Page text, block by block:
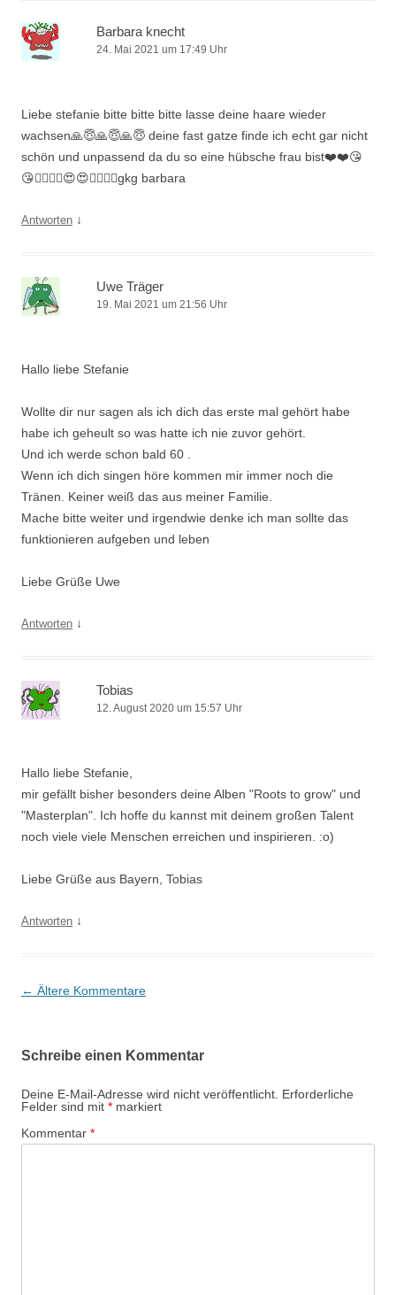
Barbara knecht
24. Mai 2021 um 17:49 Uhr
Liebe stefanie bitte bitte bitte lasse deine haare wieder
wachsen🙏😇🙏😇🙏😇 deine fast gatze finde ich echt gar nicht
schön und unpassend da du so eine hübsche frau bist❤️❤️😘
😘👍🏻👍🏻😍😍🌺🌸🌹🌹gkg barbara
Antworten ↓
Uwe Träger
19. Mai 2021 um 21:56 Uhr
Hallo liebe Stefanie
Wollte dir nur sagen als ich dich das erste mal gehört habe
habe ich geheult so was hatte ich nie zuvor gehört.
Und ich werde schon bald 60 .
Wenn ich dich singen höre kommen mir immer noch die
Tränen. Keiner weiß das aus meiner Familie.
Mache bitte weiter und irgendwie denke ich man sollte das
funktionieren aufgeben und leben
Liebe Grüße Uwe
Antworten ↓
Tobias
12. August 2020 um 15:57 Uhr
Hallo liebe Stefanie,
mir gefällt bisher besonders deine Alben "Roots to grow" und
"Masterplan". Ich hoffe du kannst mit deinem großen Talent
noch viele viele Menschen erreichen und inspirieren. :o)
Liebe Grüße aus Bayern, Tobias
Antworten ↓
Kommentarnavigation
← Ältere Kommentare
Schreibe einen Kommentar
Deine E-Mail-Adresse wird nicht veröffentlicht. Erforderliche
Felder sind mit * markiert
Kommentar *